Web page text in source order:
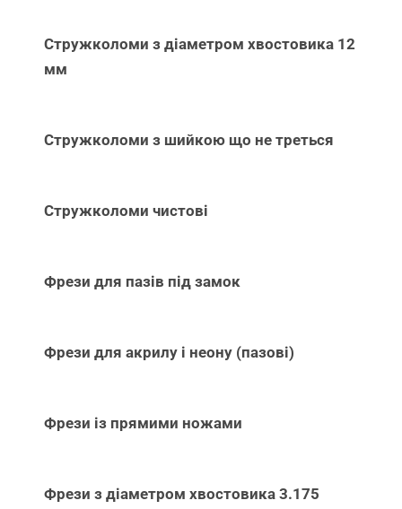
Стружколоми з діаметром хвостовика 12
мм
Стружколоми з шийкою що не треться
Стружколоми чистові
Фрези для пазів під замок
Фрези для акрилу і неону (пазові)
Фрези із прямими ножами
Фрези з діаметром хвостовика 3.175